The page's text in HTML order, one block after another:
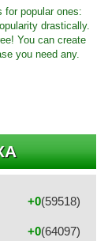
for popular ones:
drastically.
You can create
you need any.
(59518)
+0
(64097)
+0